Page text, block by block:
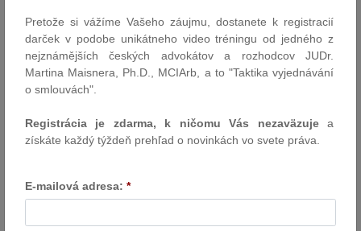
Autor: Krivak & Co.
30.4.2024
Úrad pre reguláciu sieťových odvetví (ÚRSO) by mal mať vyššie
kompetencie a právomoci. Vyplýva to z návrhu novely zákona o
(NR) SR v stredu posunuli do druhého čítania. Súčasťou návrhu
sú aj zmeny zákonov o tepelnej energetike, o podpore
Pretože si vážíme Vašeho záujmu, dostanete k registracií
darček v podobe unikátneho video tréningu od jedného z
nejznámějších českých advokátov a rozhodcov JUDr.
Martina Maisnera, Ph.D., MCIArb, a to "Taktika vyjednávání
o smlouvách".
Registrácia je zdarma, k ničomu Vás nezaväzujea
získáte každý týždeň prehľad o novinkách vo svete práva.
E-mailová adresa: *